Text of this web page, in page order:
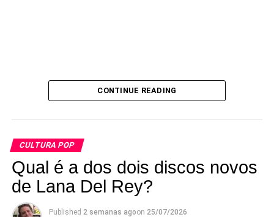
CONTINUE READING
CULTURA POP
Qual é a dos dois discos novos
de Lana Del Rey?
Published 2 semanas agoon 25/07/2026